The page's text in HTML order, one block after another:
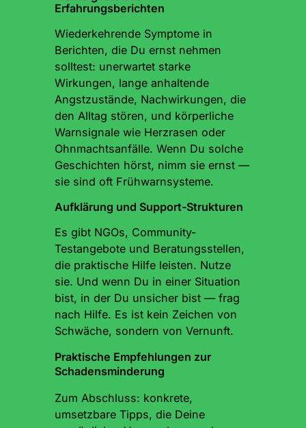
Erfahrungsberichten
Wiederkehrende Symptome in
Berichten, die Du ernst nehmen
solltest: unerwartet starke
Wirkungen, lange anhaltende
Angstzustände, Nachwirkungen, die
den Alltag stören, und körperliche
Warnsignale wie Herzrasen oder
Ohnmachtsanfälle. Wenn Du solche
Geschichten hörst, nimm sie ernst —
sie sind oft Frühwarnsysteme.
Aufklärung und Support-Strukturen
Es gibt NGOs, Community-
Testangebote und Beratungsstellen,
die praktische Hilfe leisten. Nutze
sie. Und wenn Du in einer Situation
bist, in der Du unsicher bist — frag
nach Hilfe. Es ist kein Zeichen von
Schwäche, sondern von Vernunft.
Praktische Empfehlungen zur
Schadensminderung
Zum Abschluss: konkrete,
umsetzbare Tipps, die Deine